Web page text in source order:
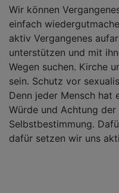
Wir können
einfach
aktiv Vergangenes
unterstützen und mit
Wegen suchen. Kirche
sein. Schutz vor
Denn jeder Mensch hat
Würde und Achtung
Selbstbestimmung.
dafür setzen wir uns